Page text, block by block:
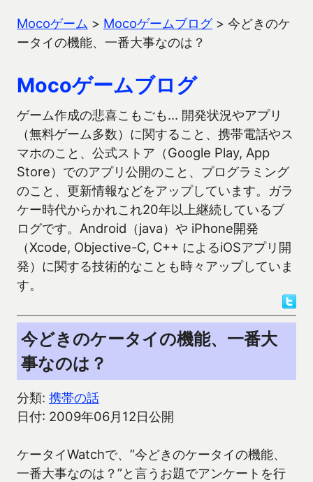
Mocoゲーム > Mocoゲームブログ> 今どきのケ
ータイの機能、一番大事なのは？
Mocoゲームブログ
ゲーム作成の悲喜こもごも… 開発状況やアプリ
（無料ゲーム多数）に関すること、携帯電話やス
マホのこと、公式ストア（Google Play, App
Store）でのアプリ公開のこと、プログラミング
のこと、更新情報などをアップしています。ガラ
ケー時代からかれこれ20年以上継続しているブ
ログです。Android（java）や iPhone開発
（Xcode, Objective-C, C++ によるiOSアプリ開
発）に関する技術的なことも時々アップしていま
す。
今どきのケータイの機能、一番大
事なのは？
分類: 携帯の話
日付: 2009年06月12日公開
ケータイWatchで、”今どきのケータイの機能、
一番大事なのは？”と言うお題でアンケートを行